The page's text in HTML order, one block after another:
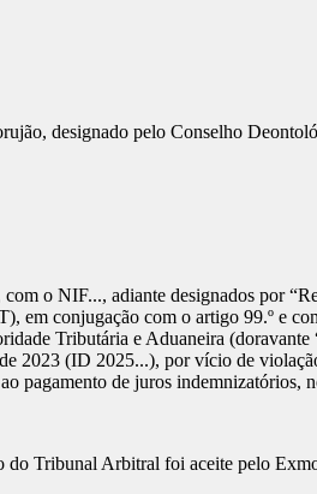
designado pelo Conselho
o NIF..., adiante designados por
em conjugação com o artigo 99.º e
Tributária e Aduaneira
2023 (ID 2025...), por vício de
pagamento de juros indemnizatórios,
do Tribunal Arbitral foi aceite pelo